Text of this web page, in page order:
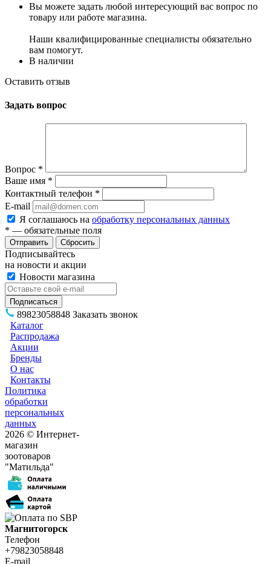
Вы можете задать любой интересующий вас вопрос по
товару или работе магазина.
Наши квалифицированные специалисты обязательно
вам помогут.
В наличии
Оставить отзыв
Задать вопрос
Вопрос *
Ваше имя *
Контактный телефон *
E-mail
Я соглашаюсь на обработку персональных данных
* — обязательные поля
Сбросить
Подписывайтесь
на новости и акции
Новости магазина
89823058848 Заказать звонок
Каталог
Распродажа
Акции
Бренды
О нас
Контакты
Политика
обработки
персональных
данных
2026 © Интернет-
магазин
зоотоваров
"Матильда"
Магнитогорск
Телефон
+79823058848
E-mail